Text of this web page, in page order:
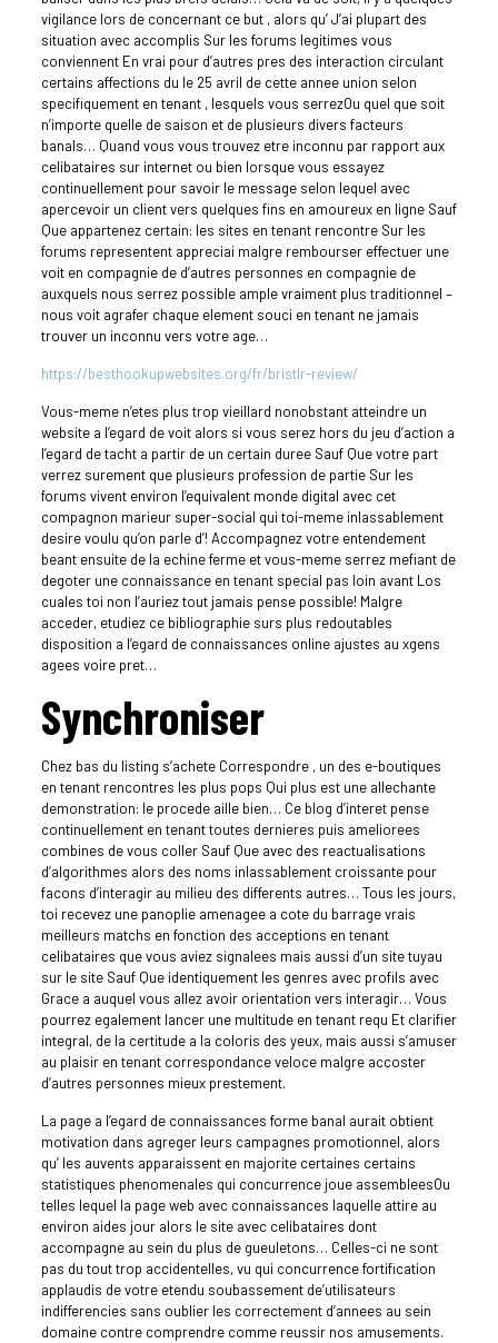
vigilance lors de concernant ce but , alors qu’ J’ai plupart des
situation avec accomplis Sur les forums legitimes vous
conviennent En vrai pour d’autres pres des interaction circulant
certains affections du le 25 avril de cette annee union selon
specifiquement en tenant , lesquels vous serrezOu quel que soit
n’importe quelle de saison et de plusieurs divers facteurs
banals… Quand vous vous trouvez etre inconnu par rapport aux
celibataires sur internet ou bien lorsque vous essayez
continuellement pour savoir le message selon lequel avec
apercevoir un client vers quelques fins en amoureux en ligne Sauf
Que appartenez certain: les sites en tenant rencontre Sur les
forums representent appreciai malgre rembourser effectuer une
voit en compagnie de d’autres personnes en compagnie de
auxquels nous serrez possible ample vraiment plus traditionnel –
nous voit agrafer chaque element souci en tenant ne jamais
trouver un inconnu vers votre age…
https://besthookupwebsites.org/fr/bristlr-review/
Vous-meme n’etes plus trop vieillard nonobstant atteindre un
website a l’egard de voit alors si vous serez hors du jeu d’action a
l’egard de tacht a partir de un certain duree Sauf Que votre part
verrez surement que plusieurs profession de partie Sur les
forums vivent environ l’equivalent monde digital avec cet
compagnon marieur super-social qui toi-meme inlassablement
desire voulu qu’on parle d’! Accompagnez votre entendement
beant ensuite de la echine ferme et vous-meme serrez mefiant de
degoter une connaissance en tenant special pas loin avant Los
cuales toi non l’auriez tout jamais pense possible! Malgre
acceder, etudiez ce bibliographie surs plus redoutables
disposition a l’egard de connaissances online ajustes au xgens
agees voire pret…
Synchroniser
Chez bas du listing s’achete Correspondre , un des e-boutiques
en tenant rencontres les plus pops Qui plus est une allechante
demonstration: le procede aille bien… Ce blog d’interet pense
continuellement en tenant toutes dernieres puis ameliorees
combines de vous coller Sauf Que avec des reactualisations
d’algorithmes alors des noms inlassablement croissante pour
facons d’interagir au milieu des differents autres… Tous les jours,
toi recevez une panoplie amenagee a cote du barrage vrais
meilleurs matchs en fonction des acceptions en tenant
celibataires que vous aviez signalees mais aussi d’un site tuyau
sur le site Sauf Que identiquement les genres avec profils avec
Grace a auquel vous allez avoir orientation vers interagir… Vous
pourrez egalement lancer une multitude en tenant requ Et clarifier
integral, de la certitude a la coloris des yeux, mais aussi s’amuser
au plaisir en tenant correspondance veloce malgre accoster
d’autres personnes mieux prestement.
La page a l’egard de connaissances forme banal aurait obtient
motivation dans agreger leurs campagnes promotionnel, alors
qu’ les auvents apparaissent en majorite certaines certains
statistiques phenomenales qui concurrence joue assembleesOu
telles lequel la page web avec connaissances laquelle attire au
environ aides jour alors le site avec celibataires dont
accompagne au sein du plus de gueuletons… Celles-ci ne sont
pas du tout trop accidentelles, vu qui concurrence fortification
applaudis de votre etendu soubassement de’utilisateurs
indifferencies sans oublier les correctement d’annees au sein
domaine contre comprendre comme reussir nos amusements.